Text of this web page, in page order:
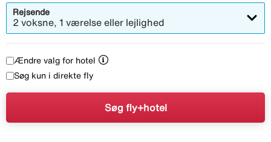
Rejsende
2 voksne, 1 værelse eller lejlighed
Ændre valg for hotel
Søg kun i direkte fly
Søg fly+hotel